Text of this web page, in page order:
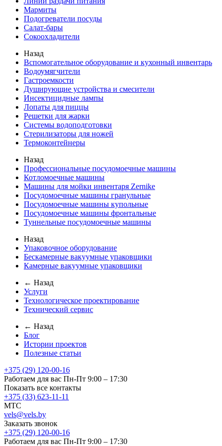
Мармиты
Подогреватели посуды
Салат-бары
Сокоохладители
Назад
Вспомогательное оборудование и кухонный инвентарь
Водоумягчители
Гастроемкости
Душирующие устройства и смесители
Инсектицидные лампы
Лопаты для пиццы
Решетки для жарки
Системы водоподготовки
Стерилизаторы для ножей
Термоконтейнеры
Назад
Профессиональные посудомоечные машины
Котломоечные машины
Машины для мойки инвентаря Zernike
Посудомоечные машины гранульные
Посудомоечные машины купольные
Посудомоечные машины фронтальные
Туннельные посудомоечные машины
Назад
Упаковочное оборудование
Бескамерные вакуумные упаковщики
Камерные вакуумные упаковщики
← Назад
Услуги
Технологическое проектирование
Технический сервис
← Назад
Блог
Истории проектов
Полезные статьи
+375 (29) 120-00-16
Работаем для вас Пн-Пт 9:00 – 17:30
Показать все контакты
+375 (33) 623-11-11
MTC
vels@vels.by
Заказать звонок
+375 (29) 120-00-16
Работаем для вас Пн-Пт 9:00 – 17:30